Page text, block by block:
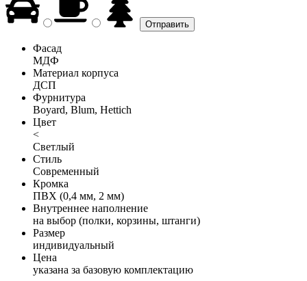
Фасад
МДФ
Материал корпуса
ДСП
Фурнитура
Boyard, Blum, Hettich
Цвет
<
Светлый
Стиль
Современный
Кромка
ПВХ (0,4 мм, 2 мм)
Внутреннее наполнение
на выбор (полки, корзины, штанги)
Размер
индивидуальный
Цена
указана за базовую комплектацию